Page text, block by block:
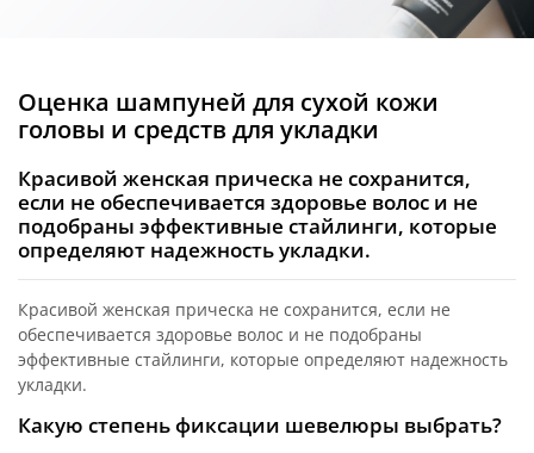
Оценка шампуней для сухой кожи
головы и средств для укладки
Красивой женская прическа не сохранится,
если не обеспечивается здоровье волос и не
подобраны эффективные стайлинги, которые
определяют надежность укладки.
Красивой женская прическа не сохранится, если не
обеспечивается здоровье волос и не подобраны
эффективные стайлинги, которые определяют надежность
укладки.
Какую степень фиксации шевелюры выбрать?